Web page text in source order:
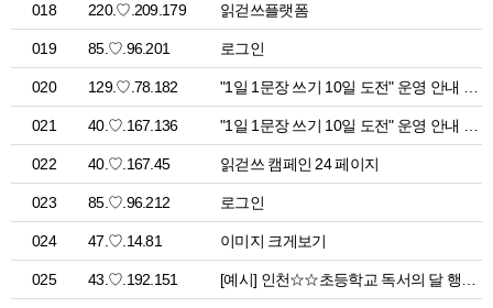
018 220.♡.209.179 읽걷쓰플랫폼
019 85.♡.96.201 로그인
020 129.♡.78.182
021 40.♡.167.136
022 40.♡.167.45 읽걷쓰 캠페인 24 페이지
023 85.♡.96.212 로그인
024 47.♡.14.81 이미지 크게보기
025 43.♡.192.151